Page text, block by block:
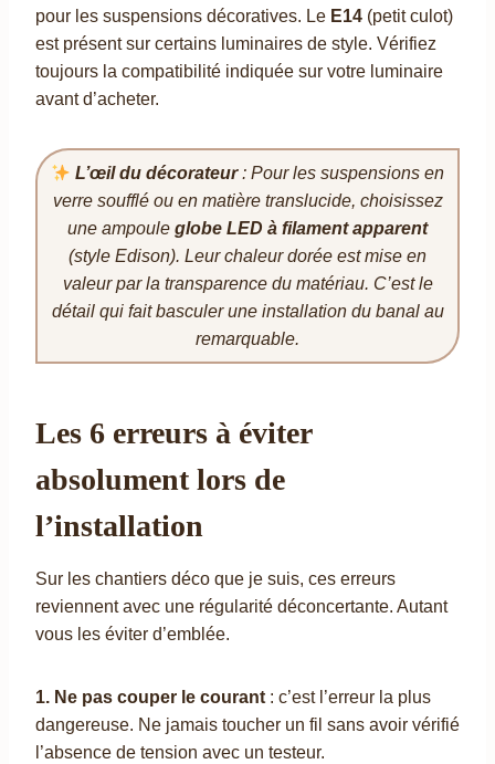
pour les suspensions décoratives. Le E14 (petit culot)
est présent sur certains luminaires de style. Vérifiez
toujours la compatibilité indiquée sur votre luminaire
avant d’acheter.
L’œil du décorateur: Pour les suspensions en
verre soufflé ou en matière translucide, choisissez
une ampoule globe LED à filament apparent
(style Edison). Leur chaleur dorée est mise en
valeur par la transparence du matériau. C’est le
détail qui fait basculer une installation du banal au
remarquable.
Les 6 erreurs à éviter
absolument lors de
l’installation
Sur les chantiers déco que je suis, ces erreurs
reviennent avec une régularité déconcertante. Autant
vous les éviter d’emblée.
1. Ne pas couper le courant : c’est l’erreur la plus
dangereuse. Ne jamais toucher un fil sans avoir vérifié
l’absence de tension avec un testeur.